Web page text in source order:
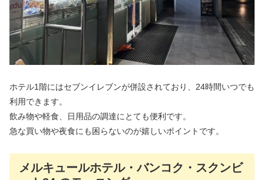
ホテル1階にはセブンイレブンが併設されており、24時間いつでも
利用できます。
飲み物や軽食、日用品の調達にとても便利です。
急な買い物や夜食にも困らないのが嬉しいポイントです。
メルキュールホテル・バンコク・スクンビ